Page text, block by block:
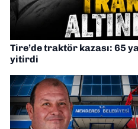
Tire’de traktör kazası: 65
yitirdi